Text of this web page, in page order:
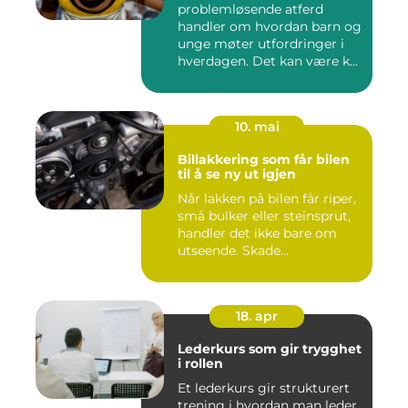
problemløsende atferd
handler om hvordan barn og
unge møter utfordringer i
hverdagen. Det kan være k...
10. mai
Billakkering som får bilen
til å se ny ut igjen
Når lakken på bilen får riper,
små bulker eller steinsprut,
handler det ikke bare om
utseende. Skade...
18. apr
Lederkurs som gir trygghet
i rollen
Et lederkurs gir strukturert